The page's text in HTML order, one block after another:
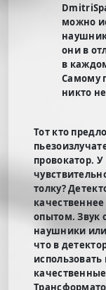
можно
они в
в
Самому
никто
Тот кто
провокатор.
толку?
опытом. Звук
наушники или
что в